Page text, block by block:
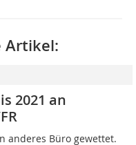
Artikel:
2021 an
anderes Büro gewettet.